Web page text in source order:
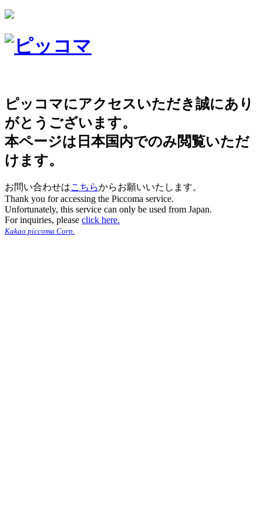
ピッコマにアクセスいただき誠にあり
がとうございます。
本ページは日本国内でのみ閲覧いただ
けます。
お問い合わせはこちらからお願いいたします。
Thank you for accessing the Piccoma service.
Unfortunately, this service can only be used from Japan.
For inquiries, please click here.
Kakao piccoma Corp.